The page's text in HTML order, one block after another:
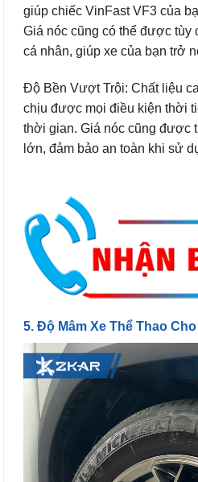
giúp chiếc VinFast VF3 của
Giá nóc cũng có thể được tùy
cá nhân, giúp xe của bạn trở
Độ Bền Vượt Trội: Chất liệu
chịu được mọi điều kiện thời
thời gian. Giá nóc cũng được
lớn, đảm bảo an toàn khi sử
5. Độ Mâm Xe Thể Thao